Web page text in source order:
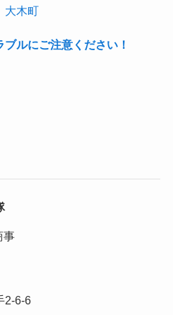
大木町
ブルにご注意ください！
事
2-6-6